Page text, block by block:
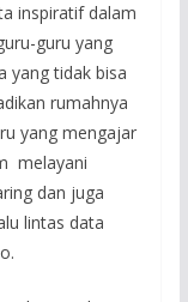
inspiratif dalam
guru yang
yang tidak bisa
rumahnya
yang mengajar
melayani
dan juga
lintas data